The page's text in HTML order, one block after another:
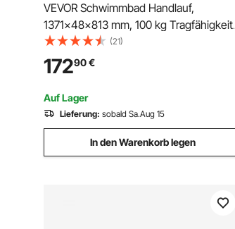
VEVOR Schwimmbad Handlauf,
1371x48x813 mm, 100 kg Tragfähigkeit,
Pool Haltegriff aus Edelstahl, nahtlos
geschweißt, Einbau-/Basismontage,
Einstiegshilfe für Poolbereiche,
Wasserparks, Spa-Zentren
(21)
17290€
Auf Lager
Lieferung: sobald Sa.Aug 15
In den Warenkorb legen